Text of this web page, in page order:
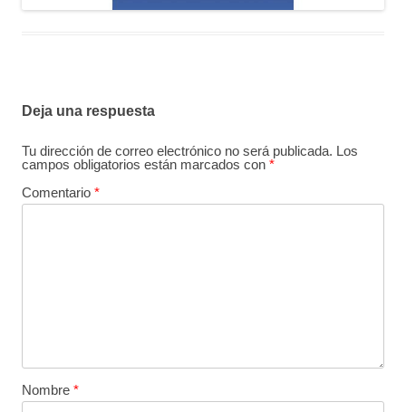
Deja una respuesta
Tu dirección de correo electrónico no será publicada. Los
campos obligatorios están marcados con *
Comentario *
Nombre *